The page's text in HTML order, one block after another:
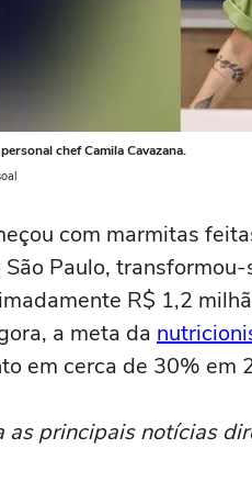
chef Camila Cavazana.
com marmitas
Paulo,
R$ 1,2
a meta da
em cerca de 30% em
as principais notícias